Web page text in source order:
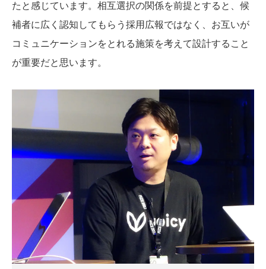
たと感じています。相互選択の関係を前提とすると、候
補者に広く認知してもらう採用広報ではなく、お互いが
コミュニケーションをとれる施策を考えて設計すること
が重要だと思います。